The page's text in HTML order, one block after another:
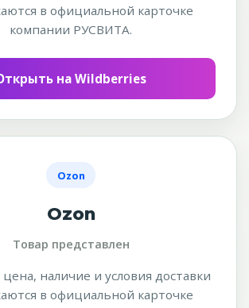
в официальной карточке
компании РУСВИТА.
на Wildberries
Ozon
Ozon
Товар представлен
наличие и условия доставки
в официальной карточке